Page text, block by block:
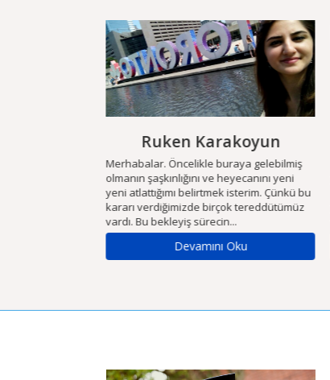
Ruken Karakoyun
Merhabalar. Öncelikle buraya gelebilmiş
olmanın şaşkınlığını ve heyecanını yeni
yeni atlattığımı belirtmek isterim. Çünkü bu
kararı verdiğimizde birçok tereddütümüz
vardı. Bu bekleyiş sürecin...
Devamını Oku